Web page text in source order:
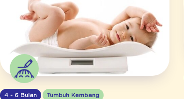
4 - 6 Bulan Tumbuh Kembang